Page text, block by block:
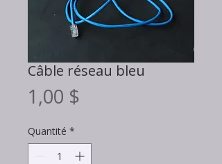
Câble réseau bleu
1,00 $
Quantité *